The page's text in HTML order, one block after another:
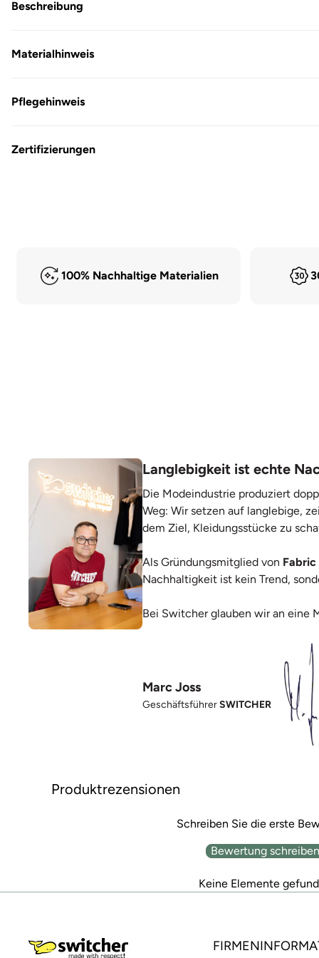
Modal
öffnen
Beschreibung
Materialhinweis
Pflegehinweis
Zertifizierungen
100% Nachhaltige Materialien
Langlebigkeit ist echte
Die Modeindustrie produziert
Weg: Wir setzen auf langlebige,
dem Ziel, Kleidungsstücke zu
Als Gründungsmitglied von Fabric
Nachhaltigkeit ist kein Trend,
Bei Switcher glauben wir an eine
Marc Joss
GeschäftsführerSWITCHER
Produktrezensionen
Schreiben Sie die erste
Bewertung schreiben
Keine Elemente